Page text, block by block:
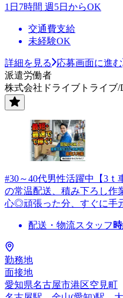
1日7時間 週5日からOK
交通費支給
未経験OK
詳細を見る
応募画面に進む
派遣労働者
株式会社ドライブトライブ/
#30～40代男性活躍中【3ｔ
の常温配送、積み下ろし
心◎頑張った分、すぐに手
配送・物流スタッフ
勤務地
面接地
愛知県名古屋市港区空見町